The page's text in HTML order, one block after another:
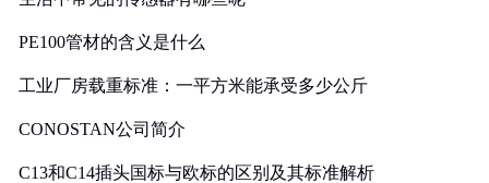
PE100管材的含义是什么
工业厂房载重标准：一平方米能承受多少公斤
CONOSTAN公司简介
C13和C14插头国标与欧标的区别及其标准解析